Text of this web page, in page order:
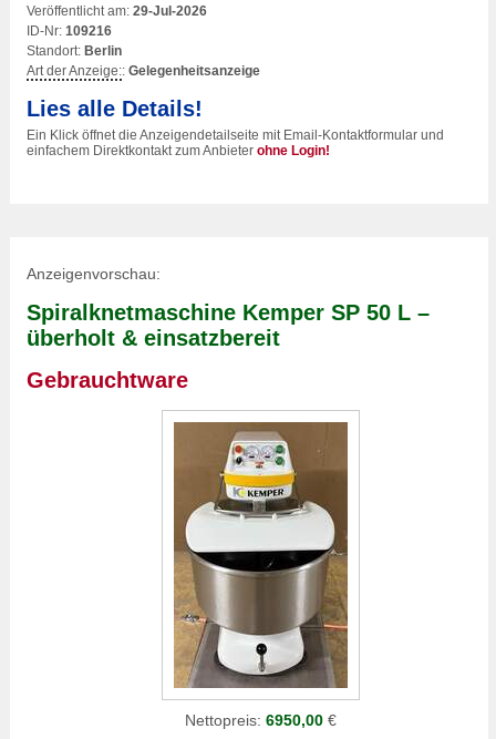
Veröffentlicht am: 29-Jul-2026
ID-Nr: 109216
Standort: Berlin
Art der Anzeige:: Gelegenheitsanzeige
Lies alle Details!
Ein Klick öffnet die Anzeigendetailseite mit Email-Kontaktformular und
einfachem Direktkontakt zum Anbieter ohne Login!
Anzeigenvorschau:
Spiralknetmaschine Kemper SP 50 L –
überholt & einsatzbereit
Gebrauchtware
Nettopreis: 6950,00€